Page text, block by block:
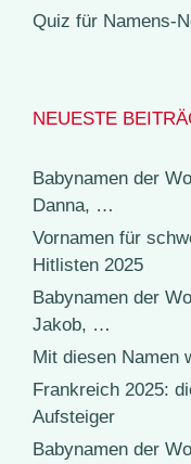
Quiz für Namens-
NEUESTE
Babynamen der
Danna, …
Vornamen für
Hitlisten 2025
Babynamen der
Jakob, …
Mit diesen Namen
Frankreich 2025:
Aufsteiger
Babynamen der